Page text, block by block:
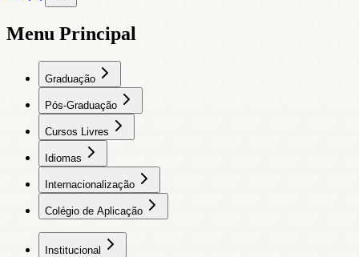
Menu Principal
Graduação
Pós-Graduação
Cursos Livres
Idiomas
Internacionalização
Colégio de Aplicação
Institucional